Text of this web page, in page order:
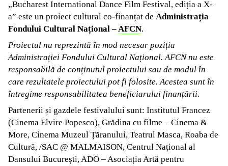
„Bucharest International Dance Film Festival, ediția a X-
a” este un proiect cultural co-finanțat de Administrația
Fondului Cultural Național –AFCN.
Proiectul nu reprezintă în mod necesar poziția
Administrației Fondului Cultural Național. AFCN nu este
responsabilă de conținutul proiectului sau de modul în
care rezultatele proiectului pot fi folosite. Acestea sunt în
întregime responsabilitatea beneficiarului finanțării.
Partenerii și gazdele festivalului sunt: Institutul Francez
(Cinema Elvire Popesco), Grădina cu filme – Cinema &
More, Cinema Muzeul Țăranului, Teatrul Masca, Roaba de
Cultură, /SAC @ MALMAISON, Centrul Național al
Dansului București, ADO – Asociația Artă pentru